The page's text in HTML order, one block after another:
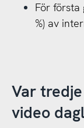
För
%) av
Var
video